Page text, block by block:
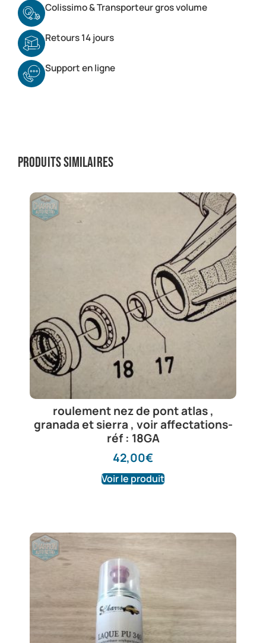
Colissimo & Transporteur gros volume
Retours 14 jours
Support en ligne
Produits similaires
roulement nez de pont atlas ,
granada et sierra , voir affectations-
réf : 18GA
42,00€
Voir le produit